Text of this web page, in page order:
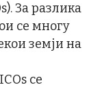
За разлика
се многу
земји на
се